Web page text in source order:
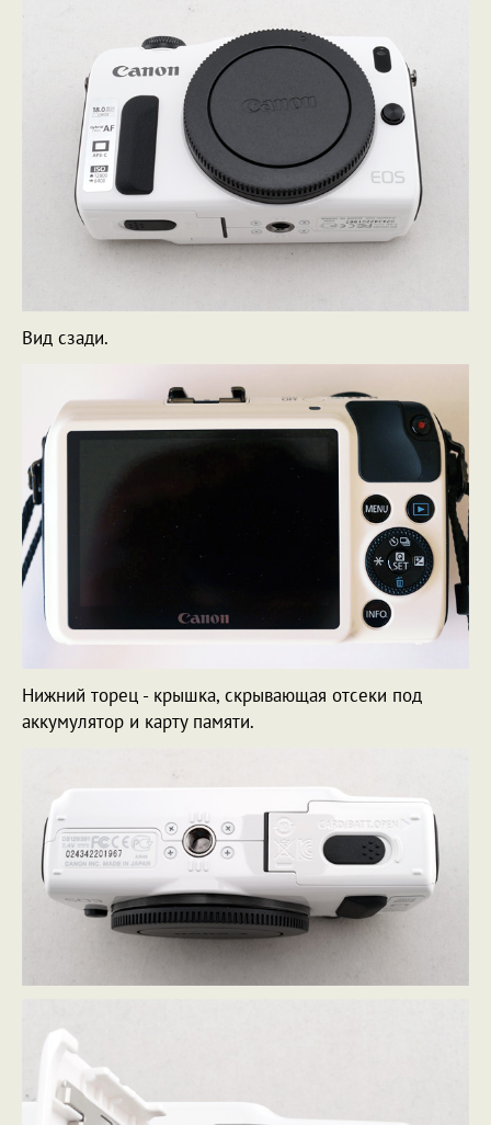
Вид сзади.
Нижний торец - крышка, скрывающая отсеки под
аккумулятор и карту памяти.